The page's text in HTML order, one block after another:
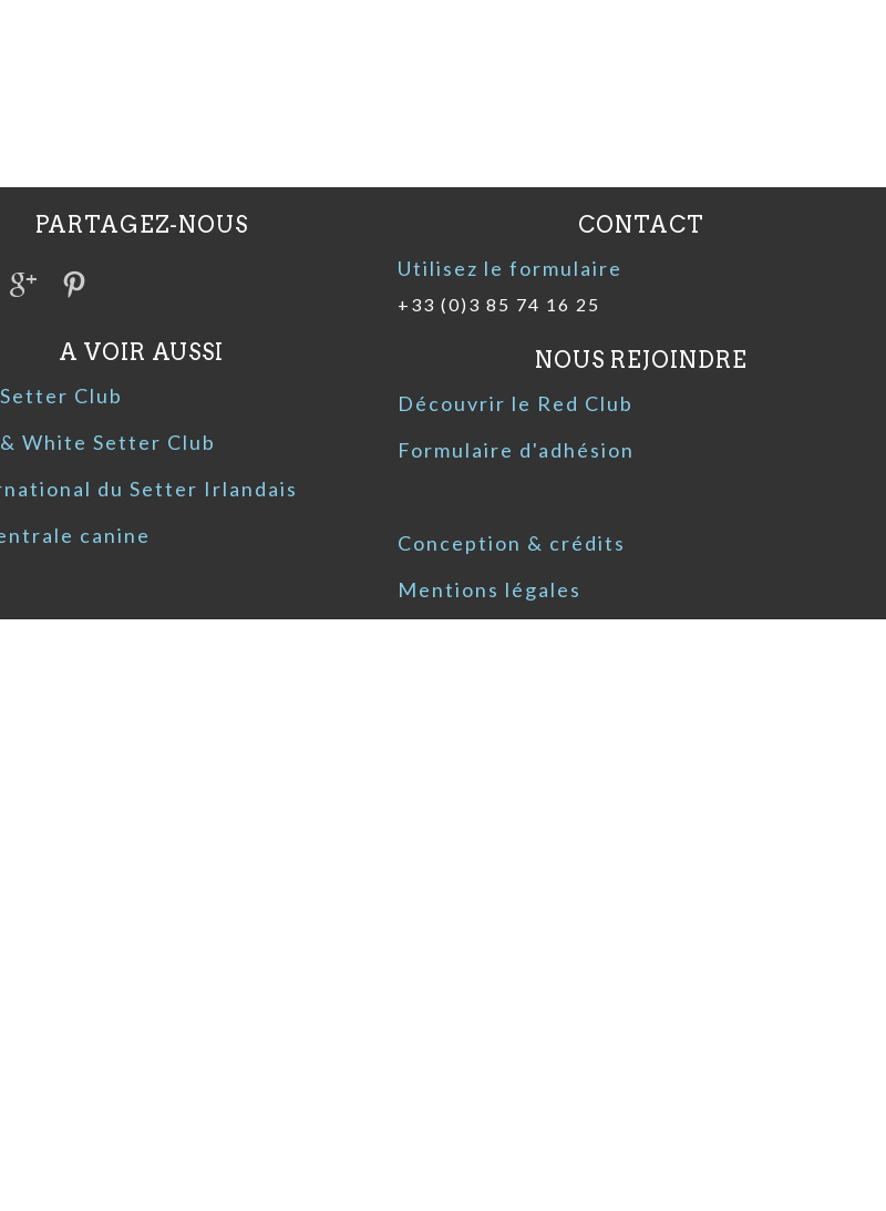
PARTAGEZ-NOUS
A VOIR AUSSI
Club
White Setter Club
du Setter Irlandais
canine
CONTACT
Utilisez le formulaire
+33 (0)3 85 74 16 25
NOUS REJOINDRE
Découvrir le Red Club
Formulaire d'adhésion
Conception & crédits
Mentions légales